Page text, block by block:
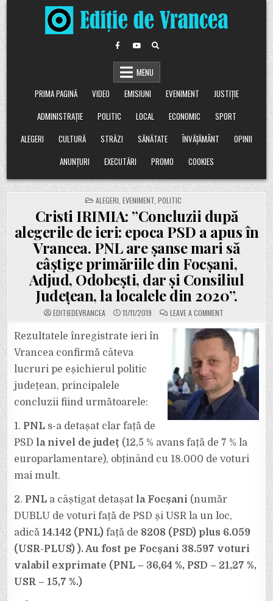
Skip
to
content
MENU
PRIMA PAGINĂ
VIDEO EMISIUNI EVENIMENT
JUSTIȚIE
ADMINISTRAȚIE
POLITIC LOCAL ECONOMIC
SPORT
ALEGERI
CULTURĂ STRĂZI SĂNĂTATE ÎNVĂȚĂMÂNT
OPINII
ANUNȚURI
EXECUTĂRI PROMO COOKIES
POSTED
IN
ALEGERI EVENIMENT POLITIC
Cristi IRIMIA: ”Concluzii după
alegerile de ieri: epoca PSD a apus în
Vrancea. PNL are șanse mari să
câștige primăriile din Focșani,
Adjud, Odobești, dar și Consiliul
Județean, la localele din 2020”.
EDITIEDEVRANCEA 11/11/2019 LEAVE A COMMENTON
CRISTI
IRIMIA:
”CONCLUZII
DUPĂ
ALEGERILE
DE
IERI:
EPOCA
PSD
A
APUS
ÎN
VRANCEA.
PNL
ARE
MARI
SĂ
PRIMĂRIILE
DAR
ȘI
JUDEȚEAN,
LOCALELE
2020”.
Rezultatele înregistrate ieri în
Vrancea confirmă câteva
lucruri pe eșichierul politic
județean, principalele
concluzii fiind următoarele:
1. PNL s-a detașat clar față de
PSD la nivel de județ (12,5 % avans față de 7 % la
europarlamentare), obținând cu 18.000 de voturi
mai mult.
2. PNL a câștigat detașat la Focșani (număr
DUBLU de voturi față de PSD și USR la un loc,
adică 14.142 (PNL) față de 8208 (PSD) plus 6.059
(USR-PLUS) ). Au fost pe Focșani 38.597 voturi
valabil exprimate (PNL – 36,64 %, PSD – 21,27 %,
USR – 15,7 %.)